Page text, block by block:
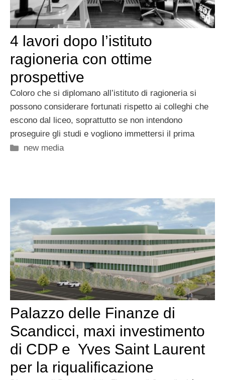
4 lavori dopo l’istituto
ragioneria con ottime
prospettive
Coloro che si diplomano all’istituto di ragioneria si
possono considerare fortunati rispetto ai colleghi che
escono dal liceo, soprattutto se non intendono
proseguire gli studi e vogliono immettersi il prima
Categorie
new media
Palazzo delle Finanze di
Scandicci, maxi investimento
di CDP e Yves Saint Laurent
per la riqualificazione